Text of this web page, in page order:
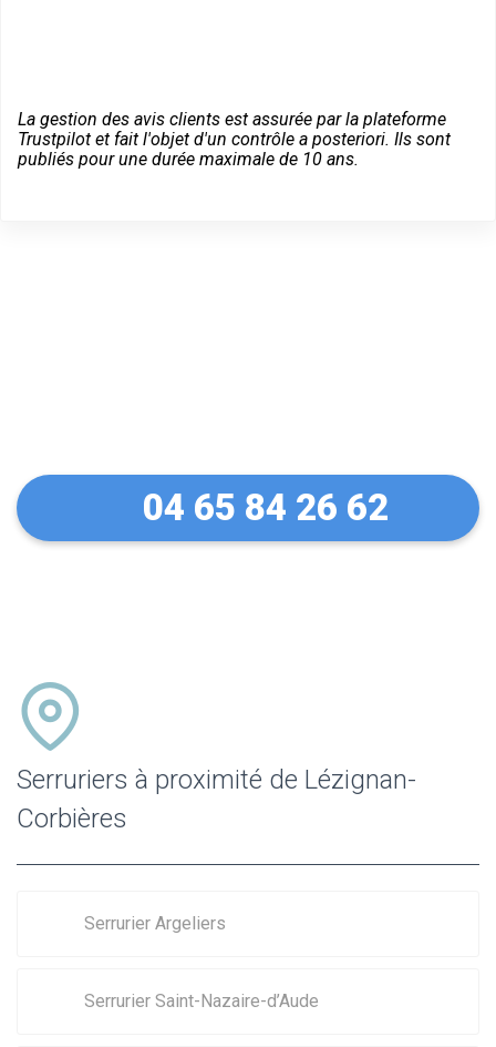
La gestion des avis clients est assurée par la plateforme
Trustpilot et fait l'objet d'un contrôle a posteriori. Ils sont
publiés pour une durée maximale de 10 ans.
04 65 84 26 62
Serruriers à proximité de Lézignan-
Corbières
Serrurier Argeliers
Serrurier Saint-Nazaire-d’Aude